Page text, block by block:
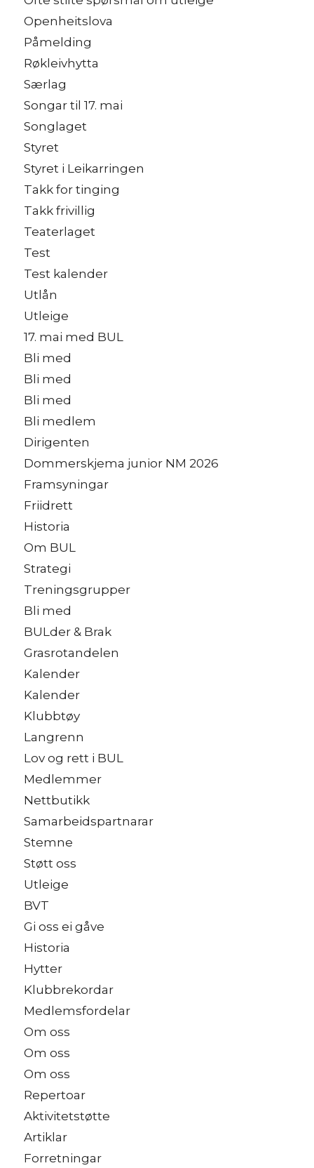
Openheitslova
Påmelding
Røkleivhytta
Særlag
Songar til 17. mai
Songlaget
Styret
Styret i Leikarringen
Takk for tinging
Takk frivillig
Teaterlaget
Test
Test kalender
Utlån
Utleige
17. mai med BUL
Bli med
Bli med
Bli med
Bli medlem
Dirigenten
Dommerskjema junior NM 2026
Framsyningar
Friidrett
Historia
Om BUL
Strategi
Treningsgrupper
Bli med
BULder & Brak
Grasrotandelen
Kalender
Kalender
Klubbtøy
Langrenn
Lov og rett i BUL
Medlemmer
Nettbutikk
Samarbeidspartnarar
Stemne
Støtt oss
Utleige
BVT
Gi oss ei gåve
Historia
Hytter
Klubbrekordar
Medlemsfordelar
Om oss
Om oss
Om oss
Repertoar
Aktivitetstøtte
Artiklar
Forretningar